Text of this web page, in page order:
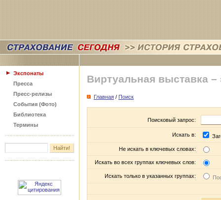
Экспонаты
Пресса
Пресс-релизы
События (Фото)
Библиотека
Термины
Виртуальная выставка –
Главная / Поиск
Поисковый запрос:
Искать в:
Не искать в ключевых словах:
Искать во всех группах ключевых слов:
Искать только в указанных группах: